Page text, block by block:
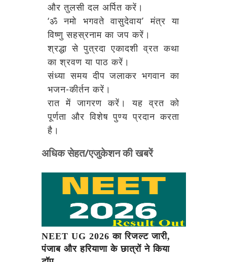
और तुलसी दल अर्पित करें।
‘ॐ नमो भगवते वासुदेवाय’ मंत्र या
विष्णु सहस्रनाम का जप करें।
श्रद्धा से पुत्रदा एकादशी व्रत कथा
का श्रवण या पाठ करें।
संध्या समय दीप जलाकर भगवान का
भजन-कीर्तन करें।
रात में जागरण करें। यह व्रत को
पूर्णता और विशेष पुण्य प्रदान करता
है।
अधिक सेहत/एजुकेशन की खबरें
NEET UG 2026 का रिजल्ट जारी,
पंजाब और हरियाणा के छात्रों ने किया